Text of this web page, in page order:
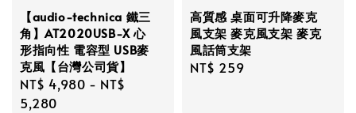
【audio-technica 鐵三
角】AT2020USB-X 心
形指向性 電容型 USB麥
克風【台灣公司貨】
Regular
price
NT$ 4,980 - NT$
5,280
高質感 桌面可升降麥克
風支架 麥克風支架 麥克
風話筒支架
Regular
NT$ 259